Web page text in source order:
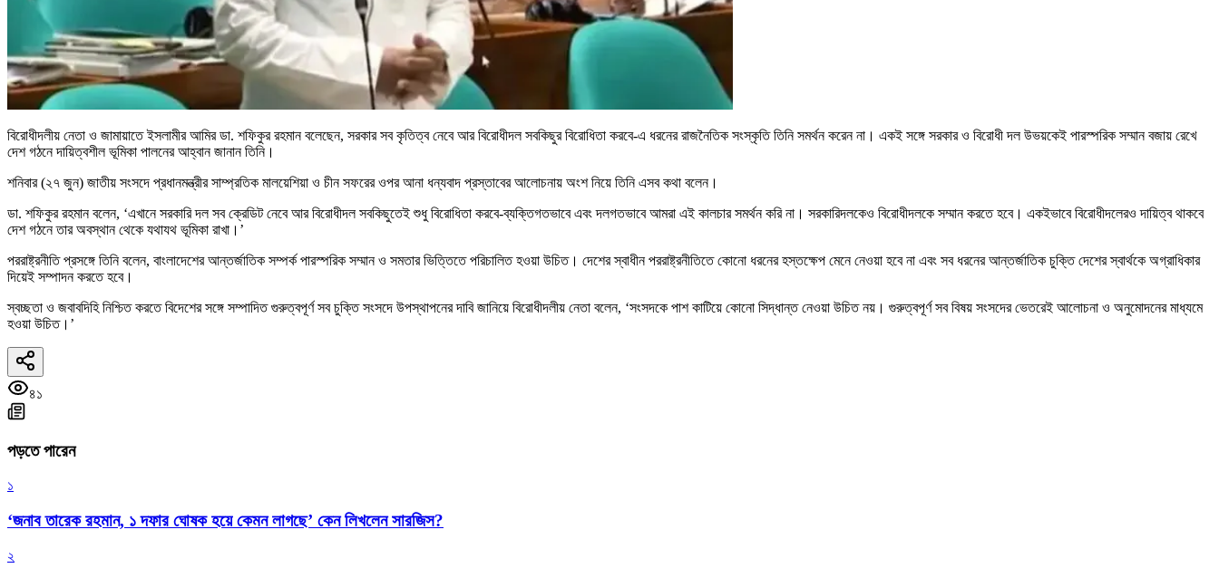
বিরোধীদলীয় নেতা ও জামায়াতে ইসলামীর আমির ডা. শফিকুর রহমান বলেছেন, সরকার সব কৃতিত্ব নেবে আর বিরোধীদল সবকিছুর বিরোধিতা করবে-এ ধরনের রাজনৈতিক সংস্কৃতি তিনি সমর্থন করেন না। একই সঙ্গে সরকার ও বিরোধী দল উভয়কেই পারস্পরিক সম্মান বজায় রেখে
দেশ গঠনে দায়িত্বশীল ভূমিকা পালনের আহ্বান জানান তিনি।
শনিবার (২৭ জুন) জাতীয় সংসদে প্রধানমন্ত্রীর সাম্প্রতিক মালয়েশিয়া ও চীন সফরের ওপর আনা ধন্যবাদ প্রস্তাবের আলোচনায় অংশ নিয়ে তিনি এসব কথা বলেন।
ডা. শফিকুর রহমান বলেন, ‘এখানে সরকারি দল সব ক্রেডিট নেবে আর বিরোধীদল সবকিছুতেই শুধু বিরোধিতা করবে-ব্যক্তিগতভাবে এবং দলগতভাবে আমরা এই কালচার সমর্থন করি না। সরকারিদলকেও বিরোধীদলকে সম্মান করতে হবে। একইভাবে বিরোধীদলেরও দায়িত্ব থাকবে
দেশ গঠনে তার অবস্থান থেকে যথাযথ ভূমিকা রাখা।’
পররাষ্ট্রনীতি প্রসঙ্গে তিনি বলেন, বাংলাদেশের আন্তর্জাতিক সম্পর্ক পারস্পরিক সম্মান ও সমতার ভিত্তিতে পরিচালিত হওয়া উচিত। দেশের স্বাধীন পররাষ্ট্রনীতিতে কোনো ধরনের হস্তক্ষেপ মেনে নেওয়া হবে না এবং সব ধরনের আন্তর্জাতিক চুক্তি দেশের স্বার্থকে অগ্রাধিকার
দিয়েই সম্পাদন করতে হবে।
স্বচ্ছতা ও জবাবদিহি নিশ্চিত করতে বিদেশের সঙ্গে সম্পাদিত গুরুত্বপূর্ণ সব চুক্তি সংসদে উপস্থাপনের দাবি জানিয়ে বিরোধীদলীয় নেতা বলেন, ‘সংসদকে পাশ কাটিয়ে কোনো সিদ্ধান্ত নেওয়া উচিত নয়। গুরুত্বপূর্ণ সব বিষয় সংসদের ভেতরেই আলোচনা ও অনুমোদনের মাধ্যমে
হওয়া উচিত।’
৪১
পড়তে পারেন
১
‘জনাব তারেক রহমান, ১ দফার ঘোষক হয়ে কেমন লাগছে’ কেন লিখলেন সারজিস?
২